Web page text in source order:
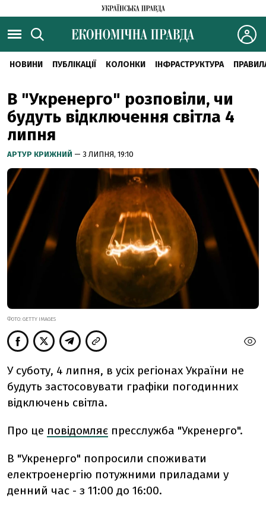
НОВИНИ ПУБЛІКАЦІЇ КОЛОНКИ ІНФРАСТРУКТУРА
В "Укренерго" розповіли, чи
будуть відключення світла 4
липня
АРТУР КРИЖНИЙ — 3 ЛИПНЯ, 19:10
ФОТО: GETTY IMAGES
У суботу, 4 липня, в усіх регіонах України не
будуть застосовувати графіки погодинних
відключень світла.
Про це повідомляє пресслужба "Укренерго".
В "Укренерго" попросили споживати
електроенергію потужними приладами у
денний час - з 11:00 до 16:00.